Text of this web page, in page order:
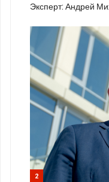
Эксперт: Андрей
2